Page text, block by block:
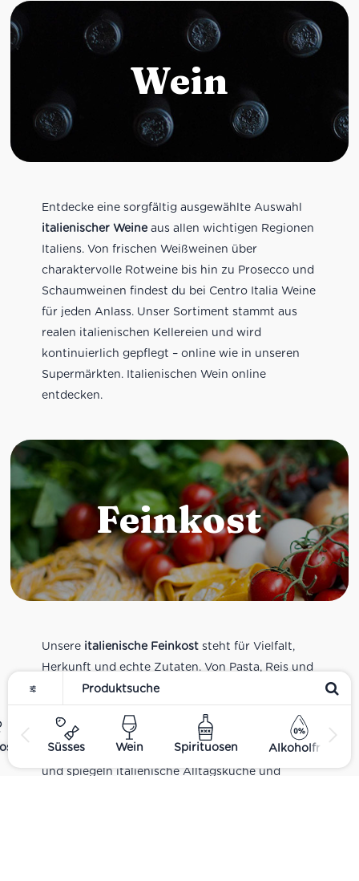
Süsses Wein Spirituosen Alkoholfrei
Wein
Entdecke eine sorgfältig ausgewählte Auswahl
italienischer Weineaus allen wichtigen Regionen
Italiens. Von frischen Weißweinen über
charaktervolle Rotweine bis hin zu Prosecco und
Schaumweinen findest du bei Centro Italia Weine
für jeden Anlass. Unser Sortiment stammt aus
realen italienischen Kellereien und wird
kontinuierlich gepflegt – online wie in unseren
Supermärkten. Italienischen Wein online
entdecken.
Feinkost
Unsere italienische Feinkoststeht für Vielfalt,
Herkunft und echte Zutaten. Von Pasta, Reis und
Tomatensaucen über Olivenöl, Antipasti und
Pesto bis zu Balsamico und Spezialitäten aus
verschiedenen Regionen Italiens. Alle Produkte
sind Teil unseres realen Supermarkt-Sortiments
und spiegeln italienische Alltagsküche und